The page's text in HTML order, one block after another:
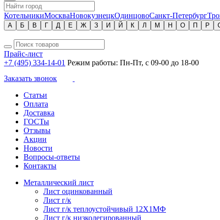
КотельникиМоскваНовокузнецкОдинцовоСанкт-Петербург
А Б В Г Д Е Ж З И Й К Л М Н О П Р
Прайс-лист
+7 (495) 334-14-01 Режим работы: Пн-Пт, с 09-00 до 18-00
Заказать звонок
Статьи
Оплата
Доставка
ГОСТы
Отзывы
Акции
Новости
Вопросы-ответы
Контакты
Металлический лист
Лист оцинкованный
Лист г/к
Лист г/к теплоустойчивый 12Х1МФ
Лист г/к низколегированный